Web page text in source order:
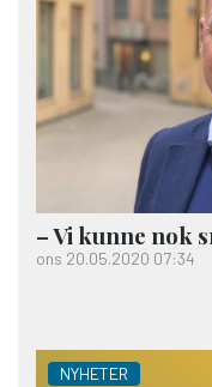
– Vi kunne nok
ons 20.05.2020 07:34
NYHETER